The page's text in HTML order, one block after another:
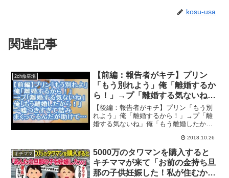
kosu-usa
関連記事
2ch修羅場
【前編：報告者がキチ】プリン
「もう別れよう」俺「離婚するか
ら！」→プ「離婚する気ないね」
俺「もう離婚したから！」→嘘つ
きすぎて詰みまくってるんだが助
けて…【ママ達の修羅場】
【後編：報告者がキチ】プリン「もう別
れよう」俺「離婚するから！」→プ「離
婚する気ないね」俺「もう離婚したか
だが助けて…【ママ達の修羅場】2ちゃん
ねるに投稿された子供にまつわる修羅場
体験を動画にまとめます！...
2018.10.26
キチママ
5000万のタワマンを購入すると
キチママが来て「お前の金持ち旦
那の子供妊娠した！私が住むか